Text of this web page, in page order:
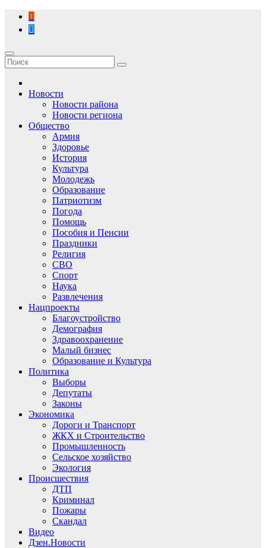
Перейти
содержимому
Новости
Новости района
Новости региона
Общество
Армия
Здоровье
История
Культура
Молодежь
Образование
Патриотизм
Погода
Помощь
Пособия и Пенсии
Праздники
Религия
СВО
Спорт
Наука
Развлечения
Нацпроекты
Благоустройство
Демография
Здравоохранение
Малый бизнес
Образование и Культура
Политика
Выборы
Депутаты
Законы
Экономика
Дороги и Транспорт
ЖКХ и Строительство
Промышленность
Сельское хозяйство
Экология
Происшествия
ДТП
Криминал
Пожары
Скандал
Видео
Дзен.Новости